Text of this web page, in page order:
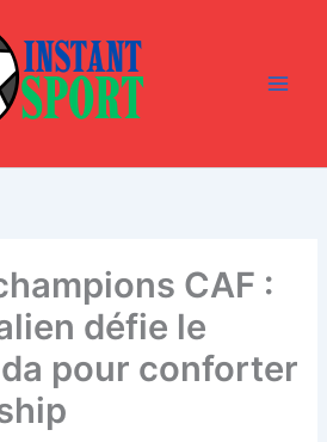
CAF :
défie le
pour conforter